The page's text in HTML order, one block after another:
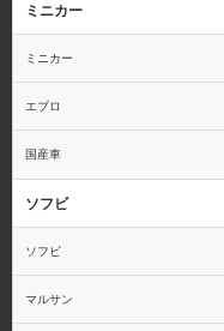
おそ松さん
ミニカー
ミニカー
エブロ
国産車
ソフビ
ソフビ
マルサン